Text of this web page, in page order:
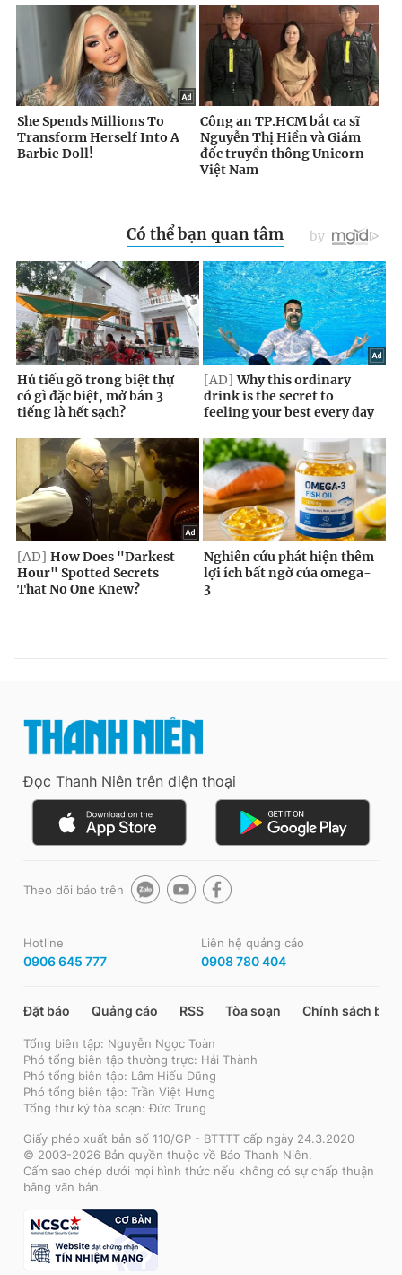
Đọc Thanh Niên trên điện thoại
Theo dõi báo trên
Hotline
0906 645 777
Liên hệ quảng cáo
0908 780 404
Đặt báo Quảng cáo RSS Tòa soạn Chính sách bảo
Tổng biên tập: Nguyễn Ngọc Toàn
Phó tổng biên tập thường trực: Hải Thành
Phó tổng biên tập: Lâm Hiếu Dũng
Phó tổng biên tập: Trần Việt Hưng
Tổng thư ký tòa soạn: Đức Trung
Giấy phép xuất bản số 110/GP - BTTTT cấp ngày 24.3.2020
© 2003-2026 Bản quyền thuộc về Báo Thanh Niên.
Cấm sao chép dưới mọi hình thức nếu không có sự chấp thuận
bằng văn bản.